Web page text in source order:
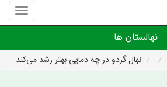
منوی
سایت
فروشی
نهالستان ها
نهال گردو در چه دمایی بهتر رشد می‌کند